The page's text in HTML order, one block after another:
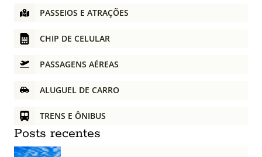
PASSEIOS E ATRAÇÕES
CHIP DE CELULAR
PASSAGENS AÉREAS
ALUGUEL DE CARRO
TRENS E ÔNIBUS
Posts recentes